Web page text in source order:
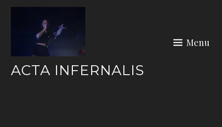
Skip
content
ACTA INFERNALIS
Menu